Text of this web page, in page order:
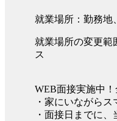
就業場所：勤務地
就業場所の変更範
ス
WEB面接実施中！
・家にいながらス
・面接日までに